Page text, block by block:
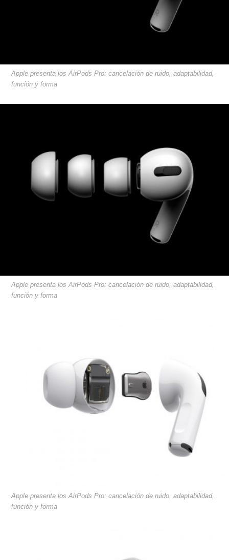
Apple presenta los AirPods Pro: cancelación de ruido, adaptabilidad,
función y forma
Apple presenta los AirPods Pro: cancelación de ruido, adaptabilidad,
función y forma
Apple presenta los AirPods Pro: cancelación de ruido, adaptabilidad,
función y forma